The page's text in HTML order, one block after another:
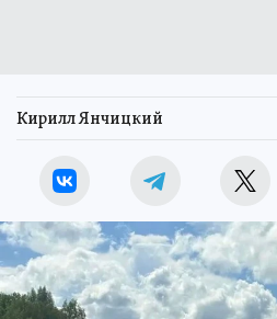
Кирилл Янчицкий